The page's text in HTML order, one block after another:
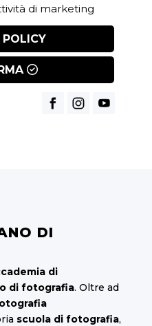
di marketing
POLICY
DI
di
di fotografia. Oltre ad
scuola di fotografia,